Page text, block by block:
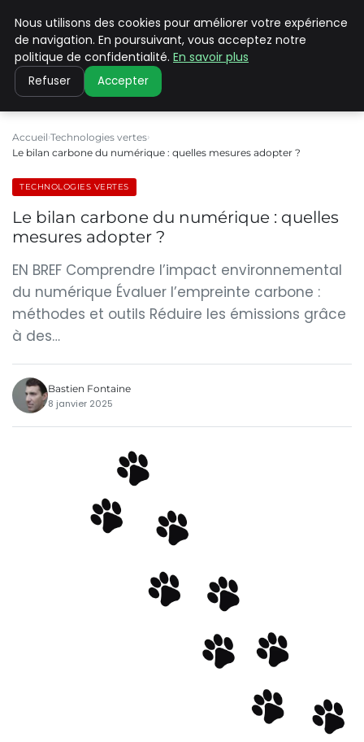
CLIMATE C ADVANCED
Accueil Technologies vertes
Le bilan carbone du numérique : quelles mesures adopter ?
TECHNOLOGIES VERTES
Le bilan carbone du numérique : quelles
mesures adopter ?
EN BREF Comprendre l’impact environnemental
du numérique Évaluer l’empreinte carbone :
méthodes et outils Réduire les émissions grâce
à des…
Bastien Fontaine
8 janvier 2025
Nous utilisons des cookies pour améliorer votre expérience
de navigation. En poursuivant, vous acceptez notre
politique de confidentialité. En savoir plus
Refuser Accepter